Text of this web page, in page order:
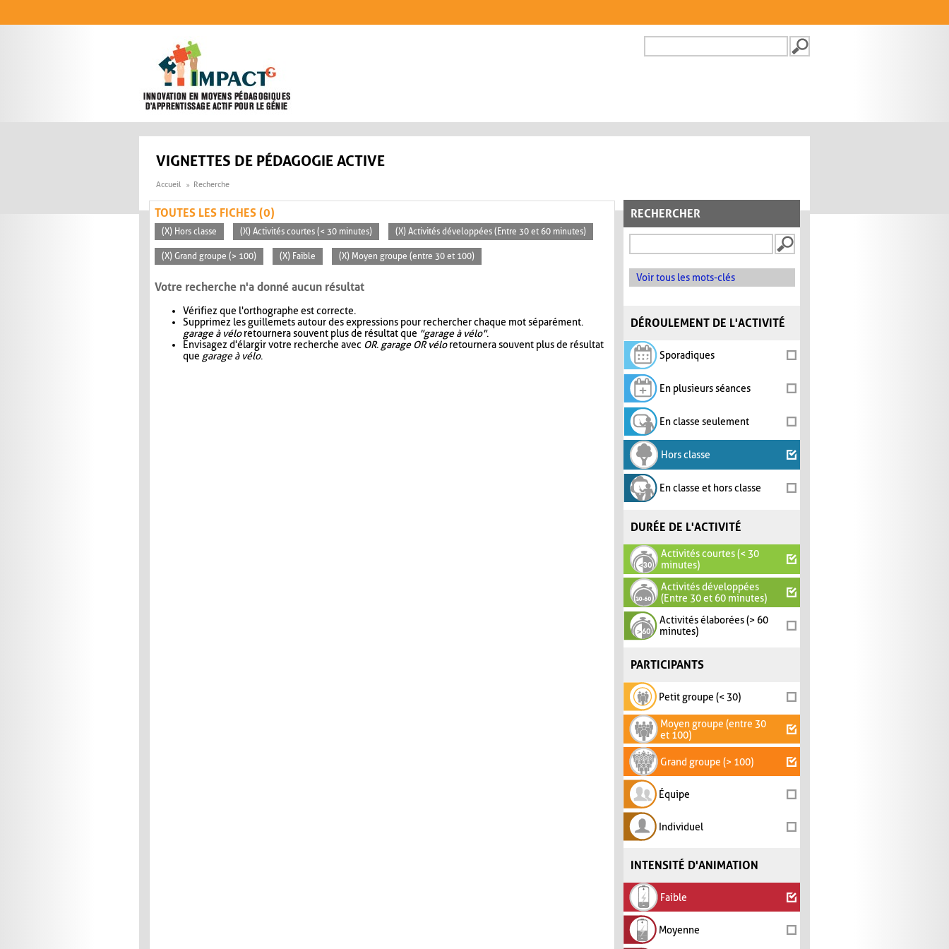
FORMULAIRE DE
VIGNETTES DE PÉDAGOGIE ACTIVE
Accueil Recherche
RECHERCHER
Voir tous les mots-clés
DÉROULEMENT DE L'ACTIVITÉ
Sporadiques
En plusieurs séances
En classe seulement
Hors classe
En classe et hors classe
DURÉE DE L'ACTIVITÉ
Activités courtes (< 30
minutes)
Activités développées
(Entre 30 et 60 minutes)
Activités élaborées (> 60
minutes)
PARTICIPANTS
Petit groupe (< 30)
Moyen groupe (entre 30
et 100)
Grand groupe (> 100)
Équipe
Individuel
INTENSITÉ D'ANIMATION
Faible
Moyenne
TOUTES LES FICHES (0)
(X) Hors classe (X) Activités courtes (< 30 minutes) (X) Activités développées (Entre 30 et 60 minutes)
(X) Grand groupe (> 100) (X) Faible (X) Moyen groupe (entre 30 et 100)
Votre recherche n'a donné aucun résultat
Vérifiez que l'orthographe est correcte.
Supprimez les guillemets autour des expressions pour rechercher chaque mot séparément.
garage à véloretournera souvent plus de résultat que "garage à vélo".
Envisagez d'élargir votre recherche avec OR. garage OR véloretournera souvent plus de résultat
que garage à vélo.